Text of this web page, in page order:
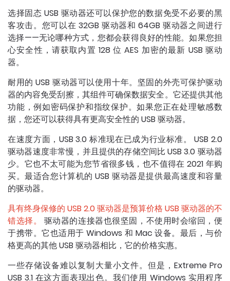
选择固态 USB 驱动器还可以保护您的数据免受不必要的黑
客攻击。您可以在 32GB 驱动器和 64GB 驱动器之间进行
选择——无论哪种方式，您都会获得良好的性能。如果您担
心安全性，请获取内置 128 位 AES 加密的最新 USB 驱动
器。
耐用的 USB 驱动器可以使用十年。坚固的外壳可保护驱动
器的内容免受刮擦，其组件可确保数据安全。它还提供其他
功能，例如密码保护和指纹保护。如果您正在处理敏感数
据，您还可以获得具有更高安全性的 USB 驱动器。
在速度方面，USB 3.0 标准现在已成为行业标准。 USB 2.0
驱动器速度非常慢，并且提供的存储空间比 USB 3.0 驱动器
少。它也不太可能为您节省很多钱，也不值得在 2021 年购
买。最适合您计算机的 USB 驱动器是提供最高速度和容量
的驱动器。
具有终身保修的 USB 2.0 驱动器是预算价格 USB 驱动器的不
错选择。 驱动器的连接器也很坚固，不使用时会缩回，便
于携带。它也适用于 Windows 和 Mac 设备。最后，与价
格更高的其他 USB 驱动器相比，它的价格实惠。
一些存储设备难以复制大量小文件。但是，Extreme Pro
USB 3.1 在这方面表现出色。我们使用 Windows 实用程序